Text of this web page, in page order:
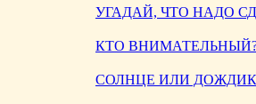
УГАДАЙ, ЧТО НАДО
КТО
СОЛНЦЕ ИЛИ